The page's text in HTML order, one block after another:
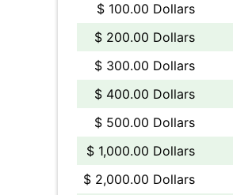
$ 100.00 Dollars
$ 200.00 Dollars
$ 300.00 Dollars
$ 400.00 Dollars
$ 500.00 Dollars
$ 1,000.00 Dollars
$ 2,000.00 Dollars